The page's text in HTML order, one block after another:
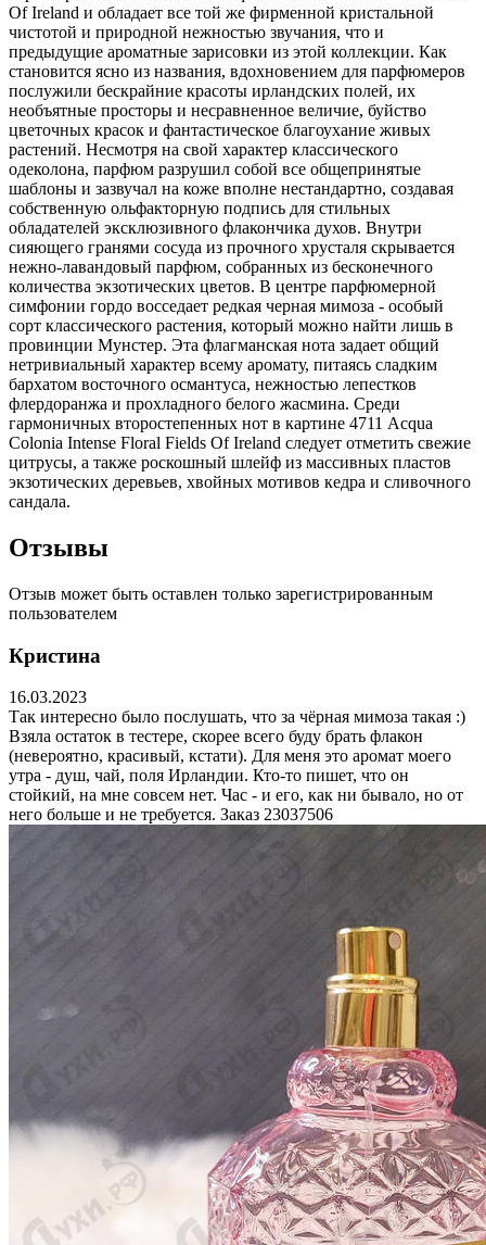
Of Ireland и обладает все той же фирменной кристальной
чистотой и природной нежностью звучания, что и
предыдущие ароматные зарисовки из этой коллекции. Как
становится ясно из названия, вдохновением для парфюмеров
послужили бескрайние красоты ирландских полей, их
необъятные просторы и несравненное величие, буйство
цветочных красок и фантастическое благоухание живых
растений. Несмотря на свой характер классического
одеколона, парфюм разрушил собой все общепринятые
шаблоны и зазвучал на коже вполне нестандартно, создавая
собственную ольфакторную подпись для стильных
обладателей эксклюзивного флакончика духов. Внутри
сияющего гранями сосуда из прочного хрусталя скрывается
нежно-лавандовый парфюм, собранных из бесконечного
количества экзотических цветов. В центре парфюмерной
симфонии гордо восседает редкая черная мимоза - особый
сорт классического растения, который можно найти лишь в
провинции Мунстер. Эта флагманская нота задает общий
нетривиальный характер всему аромату, питаясь сладким
бархатом восточного османтуса, нежностью лепестков
флердоранжа и прохладного белого жасмина. Среди
гармоничных второстепенных нот в картине 4711 Acqua
Colonia Intense Floral Fields Of Ireland следует отметить свежие
цитрусы, а также роскошный шлейф из массивных пластов
экзотических деревьев, хвойных мотивов кедра и сливочного
сандала.
Отзывы
Отзыв может быть оставлен только зарегистрированным
пользователем
Кристина
16.03.2023
Так интересно было послушать, что за чёрная мимоза такая :)
Взяла остаток в тестере, скорее всего буду брать флакон
(невероятно, красивый, кстати). Для меня это аромат моего
утра - душ, чай, поля Ирландии. Кто-то пишет, что он
стойкий, на мне совсем нет. Час - и его, как ни бывало, но от
него больше и не требуется. Заказ 23037506